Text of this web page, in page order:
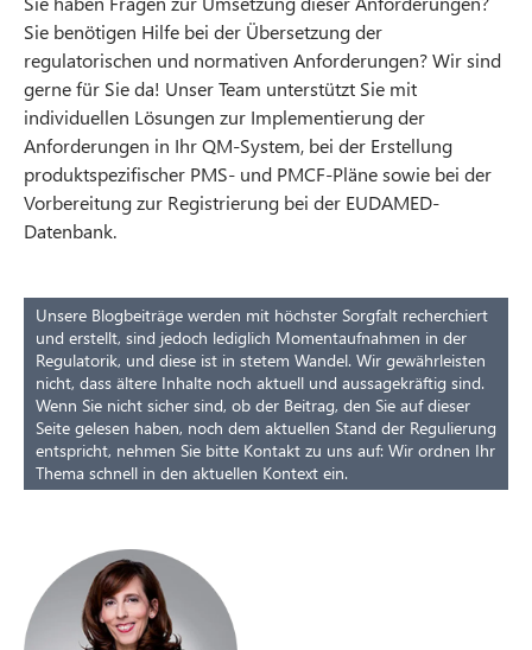
Sie benötigen Hilfe bei der Übersetzung der
regulatorischen und normativen Anforderungen? Wir sind
gerne für Sie da! Unser Team unterstützt Sie mit
individuellen Lösungen zur Implementierung der
Anforderungen in Ihr QM-System, bei der Erstellung
produktspezifischer PMS- und PMCF-Pläne sowie bei der
Vorbereitung zur Registrierung bei der EUDAMED-
Datenbank.
Unsere Blogbeiträge werden mit höchster Sorgfalt recherchiert
und erstellt, sind jedoch lediglich Momentaufnahmen in der
Regulatorik, und diese ist in stetem Wandel. Wir gewährleisten
nicht, dass ältere Inhalte noch aktuell und aussagekräftig sind.
Wenn Sie nicht sicher sind, ob der Beitrag, den Sie auf dieser
Seite gelesen haben, noch dem aktuellen Stand der Regulierung
entspricht, nehmen Sie bitte Kontakt zu uns auf: Wir ordnen Ihr
Thema schnell in den aktuellen Kontext ein.